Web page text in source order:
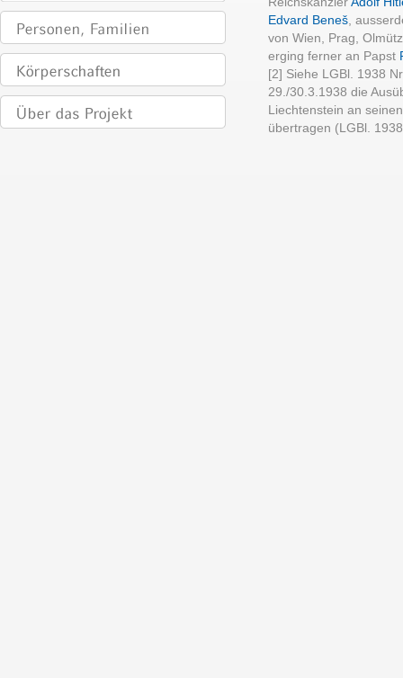
Edvard Beneš,
von Wien, Prag,
erging ferner an Papst
[2] Siehe LGBl. 1938
29./30.3.1938 die
Liechtenstein an
übertragen (LGBl.